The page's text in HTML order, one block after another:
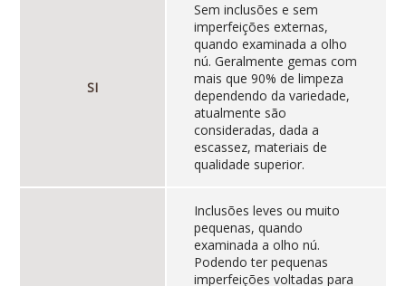
SI
Sem inclusões e sem
imperfeições externas,
quando examinada a olho
nú. Geralmente gemas com
mais que 90% de limpeza
dependendo da variedade,
atualmente são
consideradas, dada a
escassez, materiais de
qualidade superior.
Inclusões leves ou muito
pequenas, quando
examinada a olho nú.
Podendo ter pequenas
imperfeições voltadas para